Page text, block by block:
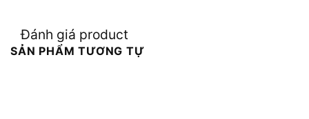
Đánh giá product
SẢN PHẨM TƯƠNG TỰ